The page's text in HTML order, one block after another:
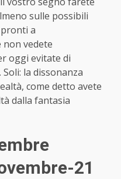
sulle possibili
a
non vedete
oggi evitate di
la dissonanza
come detto avete
dalla fantasia
21